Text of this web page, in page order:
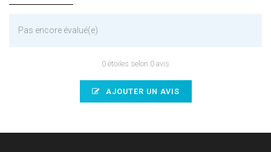
Pas encore évalué(e)
0 étoiles selon 0 avis
AJOUTER UN AVIS